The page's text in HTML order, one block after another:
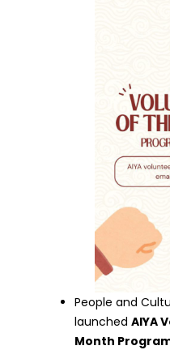
People and
launchedAIYA
Month